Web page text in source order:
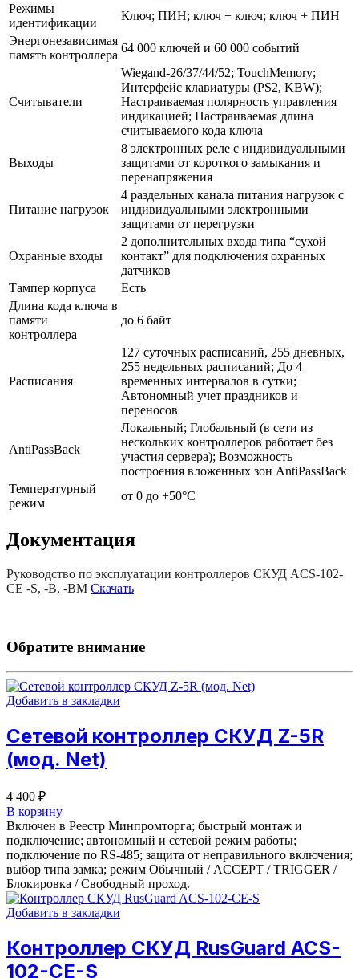
Режимы
идентификации
Ключ; ПИН; ключ + ключ; ключ + ПИН
Энергонезависимая
память контроллера
64 000 ключей и 60 000 событий
Считыватели
Wiegand-26/37/44/52; TouchMemory;
Интерфейс клавиатуры (PS2, KBW);
Настраиваемая полярность управления
индикацией; Настраиваемая длина
считываемого кода ключа
Выходы
8 электронных реле с индивидуальными
защитами от короткого замыкания и
перенапряжения
Питание нагрузок
4 раздельных канала питания нагрузок с
индивидуальными электронными
защитами от перегрузки
Охранные входы
2 дополнительных входа типа “сухой
контакт” для подключения охранных
датчиков
Тампер корпуса
Есть
Длина кода ключа в
памяти
контроллера
до 6 байт
Расписания
127 суточных расписаний, 255 дневных,
255 недельных расписаний; До 4
временных интервалов в сутки;
Автономный учет праздников и
переносов
AntiPassBack
Локальный; Глобальный (в сети из
нескольких контроллеров работает без
участия сервера); Возможность
построения вложенных зон AntiPassBack
Температурный
режим
от 0 до +50°C
Документация
Руководство по эксплуатации контроллеров СКУД ACS-102-
CE -S, -B, -BM Скачать
Обратите внимание
Добавить в закладки
Сетевой контроллер СКУД Z-5R
(мод. Net)
4 400 ₽
В корзину
Включен в Реестр Минпромторга; быстрый монтаж и
подключение; автономный и сетевой режим работы;
подключение по RS-485; защита от неправильного включения;
выбор типа замка; режим Обычный / ACCEPT / TRIGGER /
Блокировка / Свободный проход.
Добавить в закладки
Контроллер СКУД RusGuard ACS-
102-CE-S